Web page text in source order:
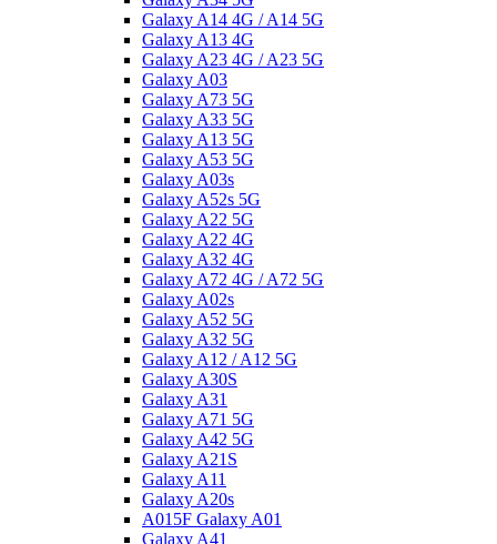
Galaxy A14 4G / A14 5G
Galaxy A13 4G
Galaxy A23 4G / A23 5G
Galaxy A03
Galaxy A73 5G
Galaxy A33 5G
Galaxy A13 5G
Galaxy A53 5G
Galaxy A03s
Galaxy A52s 5G
Galaxy A22 5G
Galaxy A22 4G
Galaxy A32 4G
Galaxy A72 4G / A72 5G
Galaxy A02s
Galaxy A52 5G
Galaxy A32 5G
Galaxy A12 / A12 5G
Galaxy A30S
Galaxy A31
Galaxy A71 5G
Galaxy A42 5G
Galaxy A21S
Galaxy A11
Galaxy A20s
A015F Galaxy A01
Galaxy A41